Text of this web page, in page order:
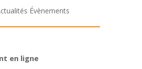
Évènements
en ligne